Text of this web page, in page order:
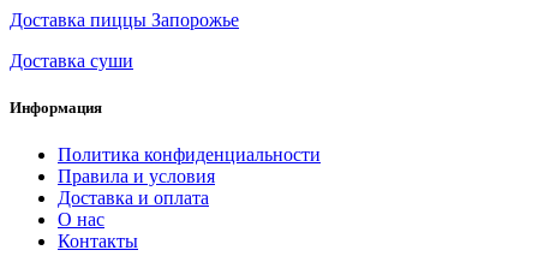
Доставка пиццы Запорожье
Доставка суши
Информация
Политика конфиденциальности
Правила и условия
Доставка и оплата
О нас
Контакты